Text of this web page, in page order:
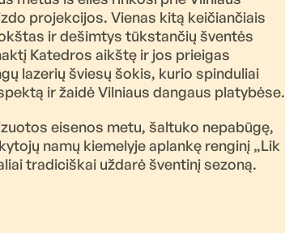
projekcijos. Vienas kitą keičiančiais
ir dešimtys tūkstančių šventės
Katedros aikštę ir jos prieigas
lazerių šviesų šokis, kurio spinduliai
ir žaidė Vilniaus dangaus platybėse.
eisenos metu, šaltuko nepabūgę,
namų kiemelyje aplankę renginį „Lik
tradiciškai uždarė šventinį sezoną.